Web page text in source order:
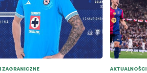
ZAGRANICZNE AKTUALNOŚCI